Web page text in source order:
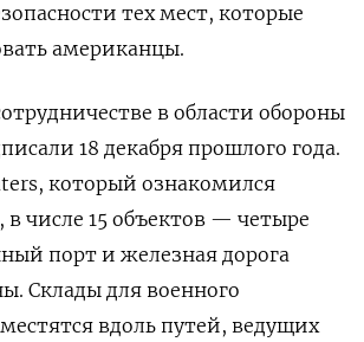
тех мест, которые
американцы.
в области обороны
18 декабря прошлого года.
который ознакомился
в числе 15 объектов — четыре
порт и железная дорога
Склады для военного
вдоль путей, ведущих